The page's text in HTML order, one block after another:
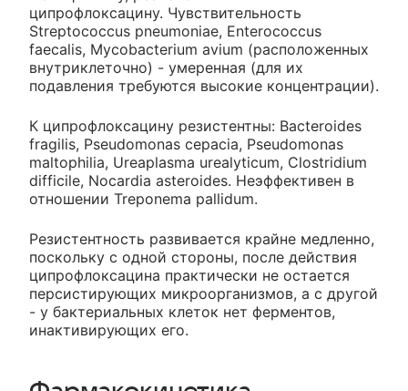
ципрофлоксацину. Чувствительность
Streptococcus pneumoniae, Enterococcus
faecalis, Mycobacterium avium (расположенных
внутриклеточно) - умеренная (для их
подавления требуются высокие концентрации).
К ципрофлоксацину резистентны: Bacteroides
fragilis, Pseudomonas cepacia, Pseudomonas
maltophilia, Ureaplasma urealyticum, Clostridium
difficile, Nocardia asteroides. Неэффективен в
отношении Treponema pallidum.
Резистентность развивается крайне медленно,
поскольку с одной стороны, после действия
ципрофлоксацина практически не остается
персистирующих микроорганизмов, а с другой
- у бактериальных клеток нет ферментов,
инактивирующих его.